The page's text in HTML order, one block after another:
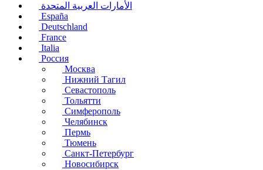
الأمارات العربية المتحدة
España
Deutschland
France
Italia
Россия
Москва
Нижний Тагил
Севастополь
Тольятти
Симферополь
Челябинск
Пермь
Тюмень
Санкт-Петербург
Новосибирск